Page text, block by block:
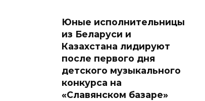
Юные исполнительницы
из Беларуси и
Казахстана лидируют
после первого дня
детского музыкального
конкурса на
«Славянском базаре»